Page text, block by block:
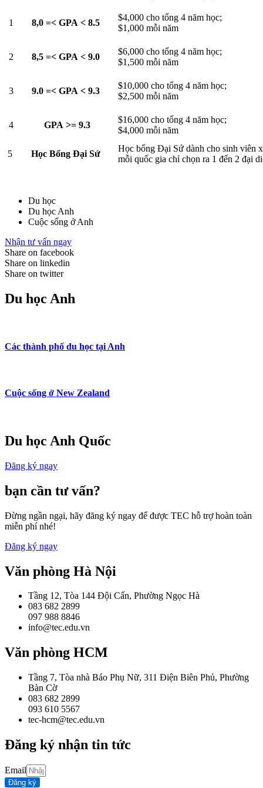
1 8,0 =< GPA < 8.5
$4,000 cho tổng 4 năm học;
$1,000 mỗi năm
2 8,5 =< GPA < 9.0
$6,000 cho tổng 4 năm học;
$1,500 mỗi năm
3 9.0 =< GPA < 9.3
$10,000 cho tổng 4 năm học;
$2,500 mỗi năm
4 GPA >= 9.3
$16,000 cho tổng 4 năm học;
$4,000 mỗi năm
5 Học Bổng Đại Sứ
Học bổng Đại Sứ dành cho sinh viên
mỗi quốc gia chỉ chọn ra 1 đến 2 đại
Du học
Du học Anh
Cuộc sống ở Anh
Nhận tư vấn ngay
Share on facebook
Share on linkedin
Share on twitter
Du học Anh
Các thành phố du học tại Anh
Cuộc sống ở New Zealand
Du học Anh Quốc
Đăng ký ngay
bạn cần tư vấn?
Đừng ngần ngại, hãy đăng ký ngay để được TEC hỗ trợ hoàn toàn
miễn phí nhé!
Đăng ký ngay
Văn phòng Hà Nội
Tầng 12, Tòa 144 Đội Cấn, Phường Ngọc Hà
083 682 2899
097 988 8846
info@tec.edu.vn
Văn phòng HCM
Tầng 7, Tòa nhà Báo Phụ Nữ, 311 Điện Biên Phủ, Phường
Bàn Cờ
083 682 2899
093 610 5567
tec-hcm@tec.edu.vn
Đăng ký nhận tin tức
Email
Đăng ký